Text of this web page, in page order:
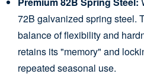
72B galvanized spring steel.
balance of flexibility and
retains its "memory" and
repeated seasonal use.